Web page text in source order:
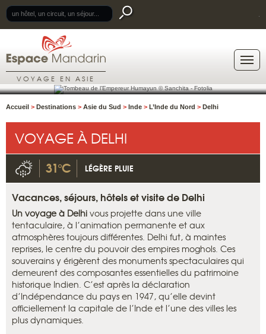
VOYAGE EN ASIE
Accueil > Destinations > Asie du Sud > Inde > L’Inde du Nord > Delhi
VOYAGE À DELHI
31°C LÉGÈRE PLUIE
Vacances, séjours, hôtels et visite de Delhi
Un voyage à Delhi vous projette dans une ville
tentaculaire, à l’animation permanente et aux
atmosphères toujours différentes. Delhi fut, à maintes
reprises, le centre du pouvoir des empires moghols. Ces
souverains y érigèrent des monuments spectaculaires qui
demeurent des composantes essentielles du patrimoine
historique Indien. C’est après la déclaration
d’Indépendance du pays en 1947, qu’elle devint
officiellement la capitale de l’Inde et l’une des villes les
plus dynamiques.